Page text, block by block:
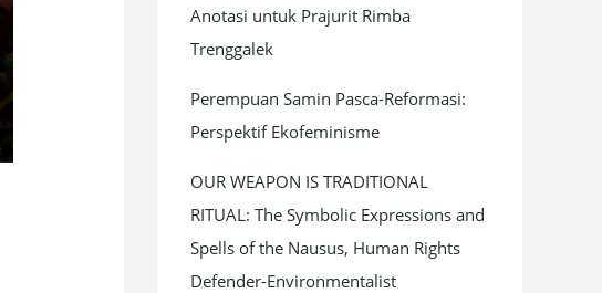
Anotasi untuk Prajurit Rimba
Trenggalek
Perempuan Samin Pasca-Reformasi:
Perspektif Ekofeminisme
OUR WEAPON IS TRADITIONAL
RITUAL: The Symbolic Expressions and
Spells of the Nausus, Human Rights
Defender-Environmentalist